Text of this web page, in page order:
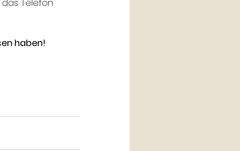
Telefon
haben!